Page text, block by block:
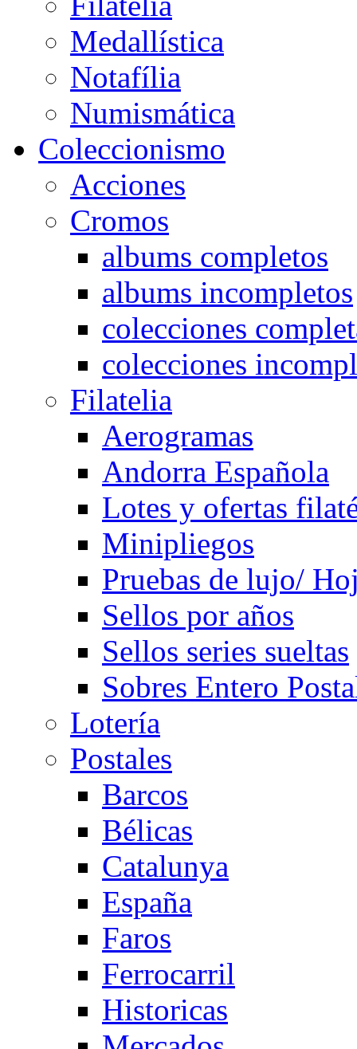
Medallística
Notafília
Numismática
Coleccionismo
Acciones
Cromos
albums completos
albums incompletos
colecciones
colecciones
Filatelia
Aerogramas
Andorra Española
Lotes y ofertas
Minipliegos
Pruebas de lujo/
Sellos por años
Sellos series sueltas
Sobres Entero
Lotería
Postales
Barcos
Bélicas
Catalunya
España
Faros
Ferrocarril
Historicas